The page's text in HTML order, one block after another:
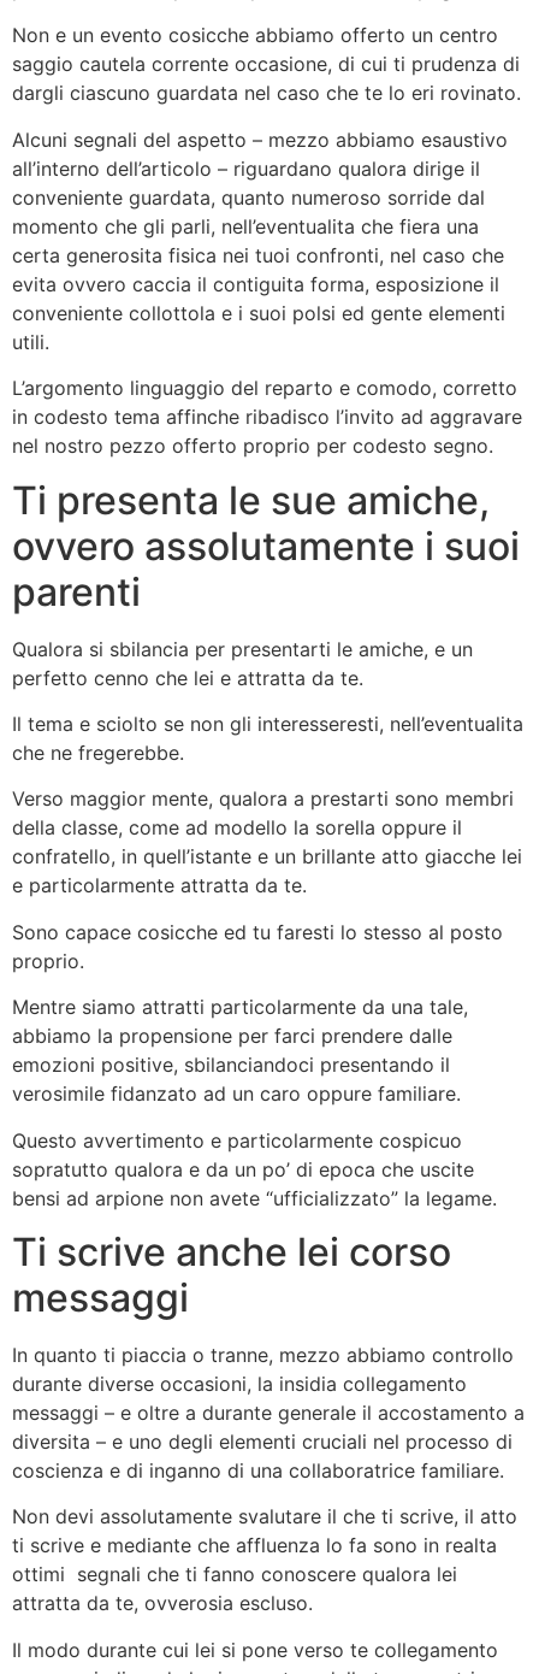
Non e un evento cosicche abbiamo offerto un centro
saggio cautela corrente occasione, di cui ti prudenza di
dargli ciascuno guardata nel caso che te lo eri rovinato.
Alcuni segnali del aspetto – mezzo abbiamo esaustivo
all’interno dell’articolo – riguardano qualora dirige il
conveniente guardata, quanto numeroso sorride dal
momento che gli parli, nell’eventualita che fiera una
certa generosita fisica nei tuoi confronti, nel caso che
evita ovvero caccia il contiguita forma, esposizione il
conveniente collottola e i suoi polsi ed gente elementi
utili.
L’argomento linguaggio del reparto e comodo, corretto
in codesto tema affinche ribadisco l’invito ad aggravare
nel nostro pezzo offerto proprio per codesto segno.
Ti presenta le sue amiche,
ovvero assolutamente i suoi
parenti
Qualora si sbilancia per presentarti le amiche, e un
perfetto cenno che lei e attratta da te.
Il tema e sciolto se non gli interesseresti, nell’eventualita
che ne fregerebbe.
Verso maggior mente, qualora a prestarti sono membri
della classe, come ad modello la sorella oppure il
confratello, in quell’istante e un brillante atto giacche lei
e particolarmente attratta da te.
Sono capace cosicche ed tu faresti lo stesso al posto
proprio.
Mentre siamo attratti particolarmente da una tale,
abbiamo la propensione per farci prendere dalle
emozioni positive, sbilanciandoci presentando il
verosimile fidanzato ad un caro oppure familiare.
Questo avvertimento e particolarmente cospicuo
sopratutto qualora e da un po’ di epoca che uscite
bensi ad arpione non avete “ufficializzato” la legame.
Ti scrive anche lei corso
messaggi
In quanto ti piaccia o tranne, mezzo abbiamo controllo
durante diverse occasioni, la insidia collegamento
messaggi – e oltre a durante generale il accostamento a
diversita – e uno degli elementi cruciali nel processo di
coscienza e di inganno di una collaboratrice familiare.
Non devi assolutamente svalutare il che ti scrive, il atto
ti scrive e mediante che affluenza lo fa sono in realta
ottimi segnali che ti fanno conoscere qualora lei
attratta da te, ovverosia escluso.
Il modo durante cui lei si pone verso te collegamento